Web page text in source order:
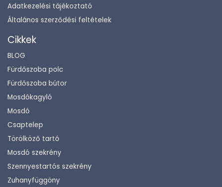
Adatkezelési tájékoztató
Általános szerződési feltételek
Cikkek
BLOG
Fürdőszoba polc
Fürdőszoba bútor
Mosdókagyló
Mosdó
Csaptelep
Törölköző tartó
Mosdó szekrény
Szennyestartós szekrény
Zuhanyfüggöny